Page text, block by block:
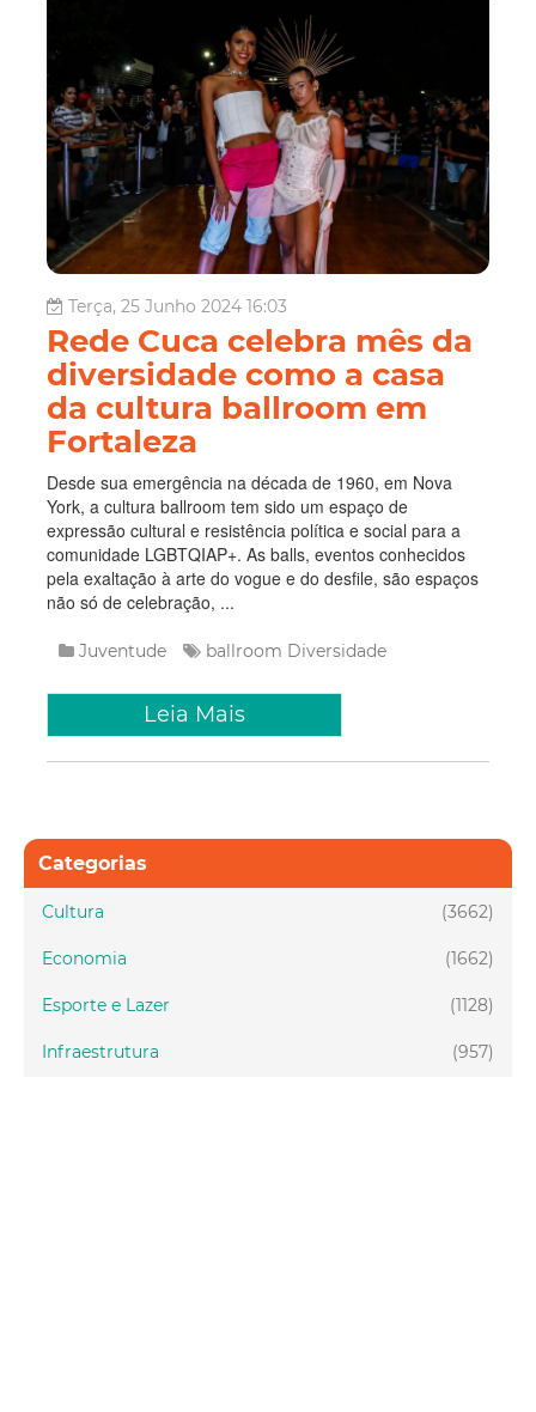
Terça, 25 Junho 2024 16:03
Rede Cuca celebra mês da
diversidade como a casa
da cultura ballroom em
Fortaleza
Desde sua emergência na década de 1960, em Nova
York, a cultura ballroom tem sido um espaço de
expressão cultural e resistência política e social para a
comunidade LGBTQIAP+. As balls, eventos conhecidos
pela exaltação à arte do vogue e do desfile, são espaços
não só de celebração, ...
Juventude ballroom Diversidade
Leia Mais
Categorias
(3662)
Cultura
(1662)
Economia
(1128)
Esporte e Lazer
(957)
Infraestrutura